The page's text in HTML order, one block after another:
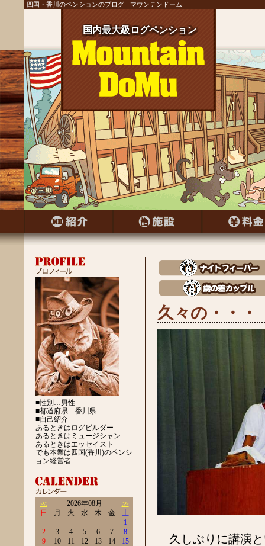
四国・香川のペンションのブログ - マウンテンドーム
国内最大級ログペンション
国内最大級ログペンション
国内最大級ログペンション
国内最大級ログペンション
国内最大級ログペンション
国内最大級ログペンション
国内最大級ログペンション
国内最大級ログペンション
国内最大級ログペンション
国内最大級ログペンション
国内最大級ログペンション
国内最大級ログペンション
国内最大級ログペンション
国内最大級ログペンション
国内最大級ログペンション
国内最大級ログペンション
国内最大級ログペンション
国内最大級ログペンション
国内最大級ログペンション
国内最大級ログペンション
国内最大級ログペンション
国内最大級ログペンション
国内最大級ログペンション
国内最大級ログペンション
国内最大級ログペンション
■性別…男性
■都道府県…香川県
■自己紹介
あるときはログビルダー
あるときはミュージシャン
あるときはエッセイスト
でも本業は四国(香川)のペンシ
ョン経営者
≪ 2026年08月
≫
日
月 火 水 木 金
土
1
2
3 4 5 6 7
8
9
10 11 12 13 14
15
久々の・・・
久しぶりに講演